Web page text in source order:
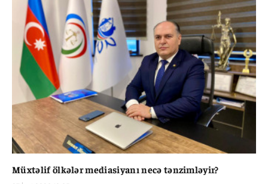
Müxtəlif ölkələr mediasiyanı necə tənzimləyir?